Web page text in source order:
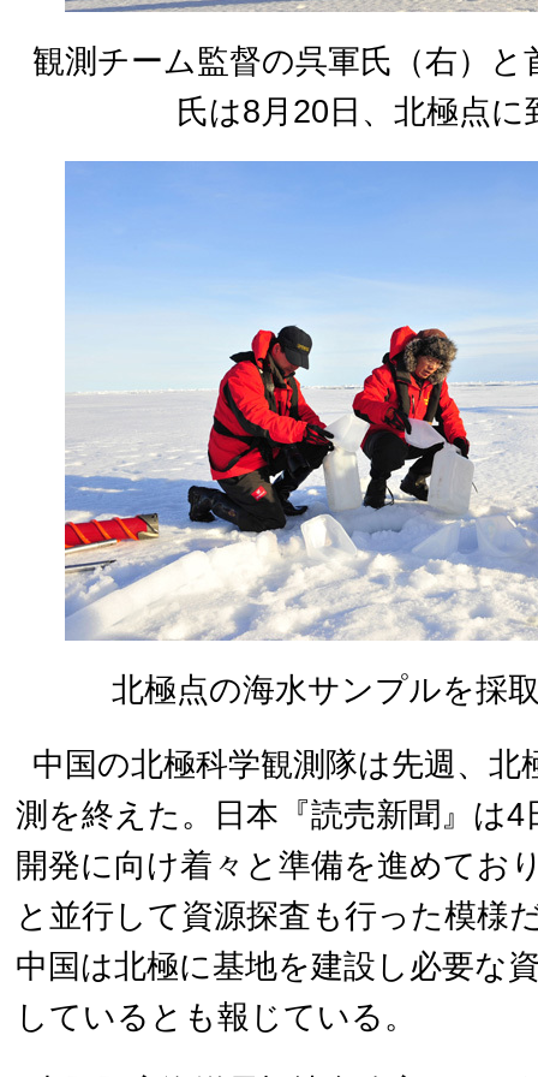
観測チーム監督の呉軍氏（右）と
氏は8月20日、北極点に
北極点の海水サンプルを採
中国の北極科学観測隊は先週、北
測を終えた。日本『読売新聞』は4
開発に向け着々と準備を進めてお
と並行して資源探査も行った模様
中国は北極に基地を建設し必要な
しているとも報じている。